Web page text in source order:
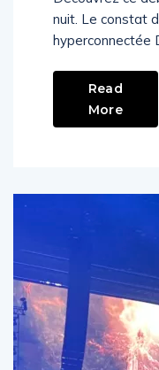
nuit. Le constat
hyperconnectée
Read
More